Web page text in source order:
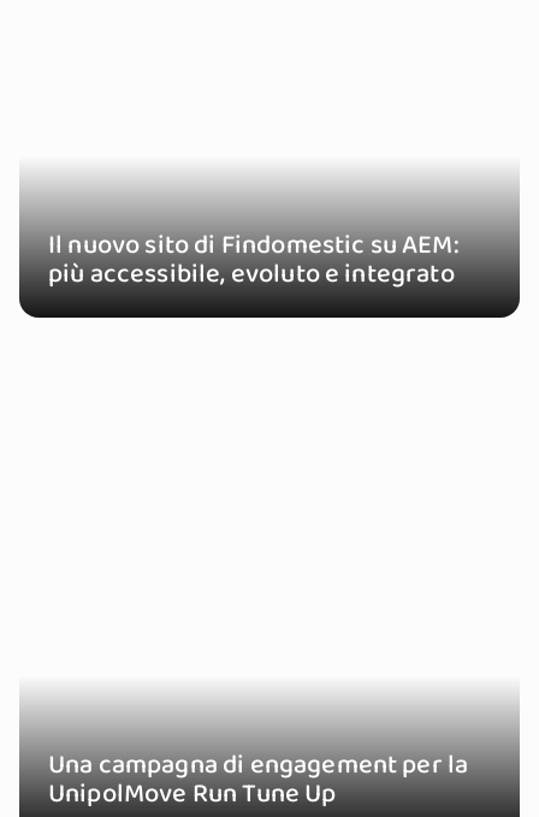
Il nuovo sito di Findomestic su AEM:
più accessibile, evoluto e integrato
Una campagna di engagement per la
UnipolMove Run Tune Up